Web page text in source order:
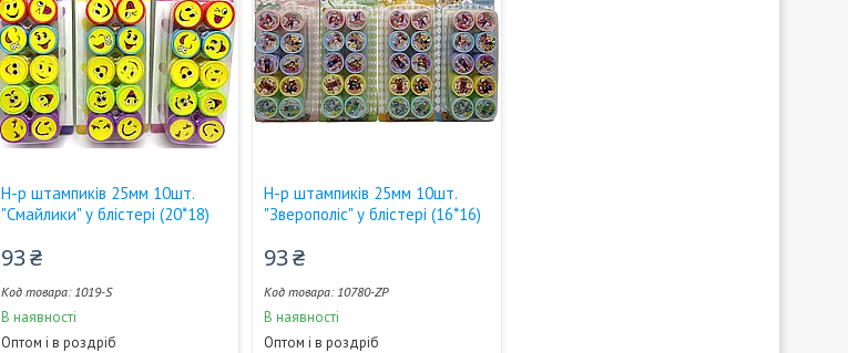
Н-р штампиків 25мм 10шт.
"Смайлики" у блістері (20*18)
93 ₴
1019-S
В наявності
Оптом і в роздріб
Н-р штампиків 25мм 10шт.
"Зверополіс" у блістері (16*16)
93 ₴
10780-ZP
В наявності
Оптом і в роздріб